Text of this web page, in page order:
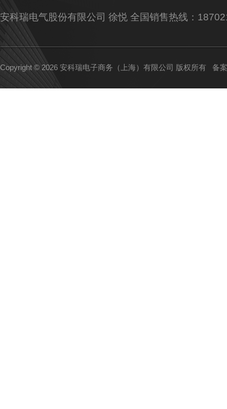
安科瑞电气股份有限公司 徐悦 全国销售热线：
Copyright © 2026 安科瑞电子商务（上海）有限公司 版权所有 备